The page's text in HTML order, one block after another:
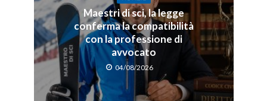
Maestri di sci, la legge
conferma la compatibilità
con la professione di
avvocato
04/08/2026